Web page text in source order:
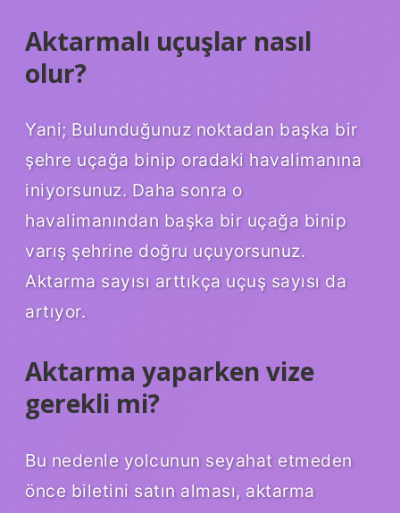
Aktarmalı uçuşlar nasıl
olur?
Yani; Bulunduğunuz noktadan başka bir
şehre uçağa binip oradaki havalimanına
iniyorsunuz. Daha sonra o
havalimanından başka bir uçağa binip
varış şehrine doğru uçuyorsunuz.
Aktarma sayısı arttıkça uçuş sayısı da
artıyor.
Aktarma yaparken vize
gerekli mi?
Bu nedenle yolcunun seyahat etmeden
önce biletini satın alması, aktarma